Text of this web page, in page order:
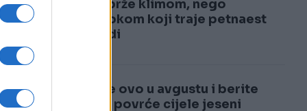
se najbrže klimom, nego
postupkom koji traje petnaest
sekundi
Posijte ovo u avgustu i berite
svježe povrće cijele jeseni